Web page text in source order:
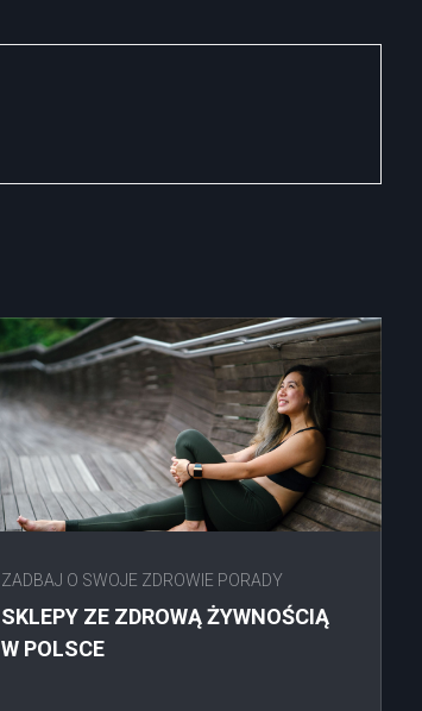
ZADBAJ O SWOJE ZDROWIE PORADY
SKLEPY ZE ZDROWĄ ŻYWNOŚCIĄ
W POLSCE